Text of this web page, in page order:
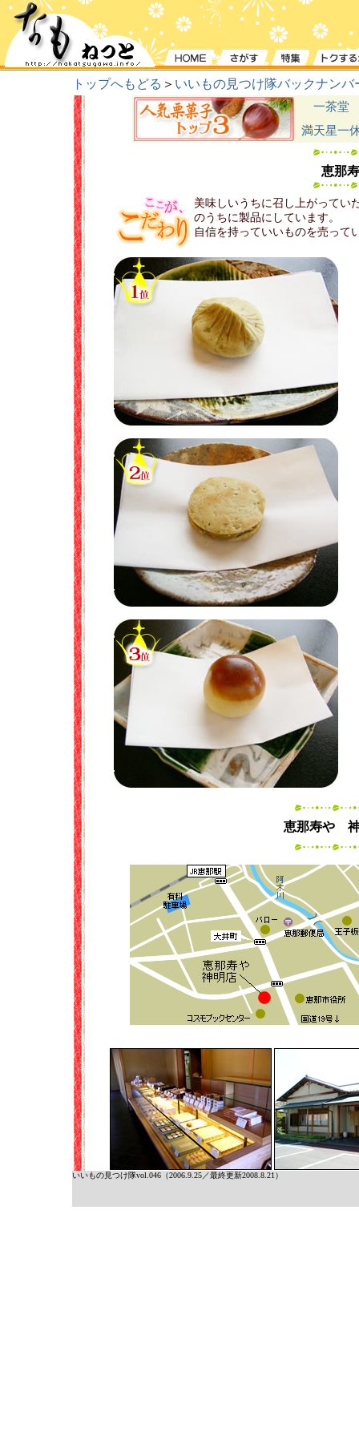
トップへもどる ＞ いいもの見つけ隊バックナンバ
一茶堂
満天星一
恵那
美味しいうちに召し上がってい
のうちに製品にしています。
自信を持っていいものを売って
恵那寿や 神
いいもの見つけ隊vol.046（2006.9.25／最終更新2008.8.21）